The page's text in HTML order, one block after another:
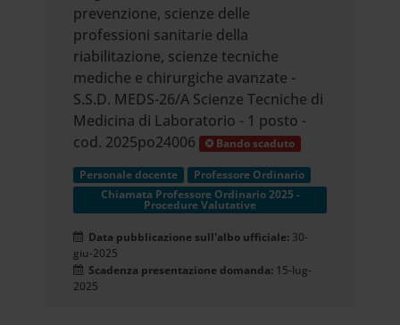
prevenzione, scienze delle
professioni sanitarie della
riabilitazione, scienze tecniche
mediche e chirurgiche avanzate -
S.S.D. MEDS-26/A Scienze Tecniche di
Medicina di Laboratorio - 1 posto -
cod. 2025po24006
Bando scaduto
Personale docente
Professore Ordinario
Chiamata Professore Ordinario 2025 -
Procedure Valutative
Data pubblicazione sull'albo ufficiale: 30-
giu-2025
Scadenza presentazione domanda: 15-lug-
2025